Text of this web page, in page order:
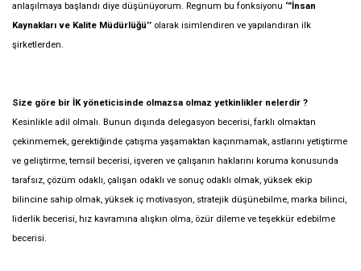
anlaşılmaya başlandı diye düşünüyorum. Regnum bu fonksiyonu ‘”İnsan
Kaynakları ve Kalite Müdürlüğü’’ olarak isimlendiren ve yapılandıran ilk
şirketlerden.
Size göre bir İK yöneticisinde olmazsa olmaz yetkinlikler nelerdir ?
Kesinlikle adil olmalı. Bunun dışında delegasyon becerisi, farklı olmaktan
çekinmemek, gerektiğinde çatışma yaşamaktan kaçınmamak, astlarını yetiştirme
ve geliştirme, temsil becerisi, işveren ve çalışanın haklarını koruma konusunda
tarafsız, çözüm odaklı, çalışan odaklı ve sonuç odaklı olmak, yüksek ekip
bilincine sahip olmak, yüksek iç motivasyon, stratejik düşünebilme, marka bilinci,
liderlik becerisi, hız kavramına alışkın olma, özür dileme ve teşekkür edebilme
becerisi.